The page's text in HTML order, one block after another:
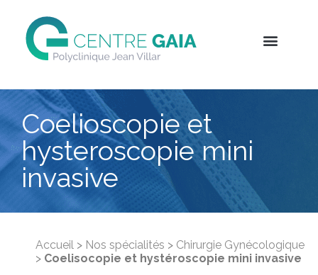
Coelioscopie et
hysteroscopie mini
invasive
Accueil > Nos spécialités > Chirurgie Gynécologique
> Coelisocopie et hystéroscopie mini invasive